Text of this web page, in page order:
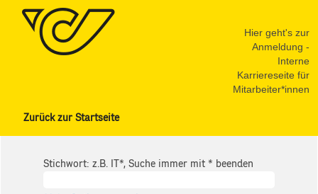
Hier geht's zur
Anmeldung -
Interne
Karriereseite für
Mitarbeiter*innen
Zurück zur Startseite
Stichwort: z.B. IT*, Suche immer mit * beenden